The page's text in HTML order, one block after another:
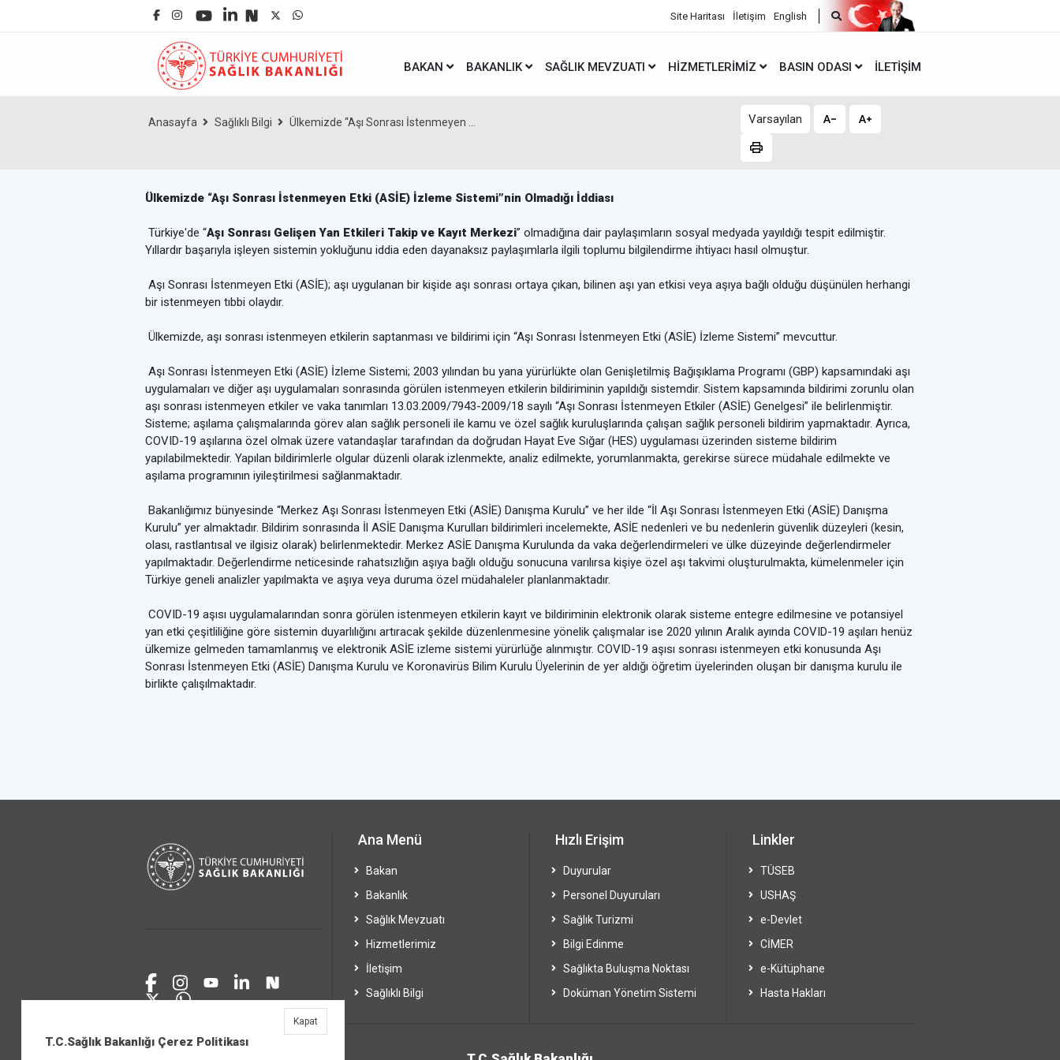
Site Haritası İletişim English
BAKAN BAKANLIK SAĞLIK MEVZUATI HIZMETLERIMIZ BASIN ODASI İLETIŞIM
Anasayfa Sağlıklı Bilgi Ülkemizde “Aşı Sonrası İstenmeyen ... Varsayılan
Ülkemizde “Aşı Sonrası İstenmeyen Etki (ASİE) İzleme Sistemi”nin Olmadığı İddiası
Türkiye'de “Aşı Sonrası Gelişen Yan Etkileri Takip ve Kayıt Merkezi” olmadığına dair paylaşımların sosyal medyada yayıldığı tespit edilmiştir.
Yıllardır başarıyla işleyen sistemin yokluğunu iddia eden dayanaksız paylaşımlarla ilgili toplumu bilgilendirme ihtiyacı hasıl olmuştur.
Aşı Sonrası İstenmeyen Etki (ASİE); aşı uygulanan bir kişide aşı sonrası ortaya çıkan, bilinen aşı yan etkisi veya aşıya bağlı olduğu düşünülen herhangi
bir istenmeyen tıbbi olaydır.
Ülkemizde, aşı sonrası istenmeyen etkilerin saptanması ve bildirimi için “Aşı Sonrası İstenmeyen Etki (ASİE) İzleme Sistemi” mevcuttur.
Aşı Sonrası İstenmeyen Etki (ASİE) İzleme Sistemi; 2003 yılından bu yana yürürlükte olan Genişletilmiş Bağışıklama Programı (GBP) kapsamındaki aşı
uygulamaları ve diğer aşı uygulamaları sonrasında görülen istenmeyen etkilerin bildiriminin yapıldığı sistemdir. Sistem kapsamında bildirimi zorunlu olan
aşı sonrası istenmeyen etkiler ve vaka tanımları 13.03.2009/7943-2009/18 sayılı “Aşı Sonrası İstenmeyen Etkiler (ASİE) Genelgesi” ile belirlenmiştir.
Sisteme; aşılama çalışmalarında görev alan sağlık personeli ile kamu ve özel sağlık kuruluşlarında çalışan sağlık personeli bildirim yapmaktadır. Ayrıca,
COVID-19 aşılarına özel olmak üzere vatandaşlar tarafından da doğrudan Hayat Eve Sığar (HES) uygulaması üzerinden sisteme bildirim
yapılabilmektedir. Yapılan bildirimlerle olgular düzenli olarak izlenmekte, analiz edilmekte, yorumlanmakta, gerekirse sürece müdahale edilmekte ve
aşılama programının iyileştirilmesi sağlanmaktadır.
Bakanlığımız bünyesinde “Merkez Aşı Sonrası İstenmeyen Etki (ASİE) Danışma Kurulu” ve her ilde “İl Aşı Sonrası İstenmeyen Etki (ASİE) Danışma
Kurulu” yer almaktadır. Bildirim sonrasında İl ASİE Danışma Kurulları bildirimleri incelemekte, ASİE nedenleri ve bu nedenlerin güvenlik düzeyleri (kesin,
olası, rastlantısal ve ilgisiz olarak) belirlenmektedir. Merkez ASİE Danışma Kurulunda da vaka değerlendirmeleri ve ülke düzeyinde değerlendirmeler
yapılmaktadır. Değerlendirme neticesinde rahatsızlığın aşıya bağlı olduğu sonucuna varılırsa kişiye özel aşı takvimi oluşturulmakta, kümelenmeler için
Türkiye geneli analizler yapılmakta ve aşıya veya duruma özel müdahaleler planlanmaktadır.
COVID-19 aşısı uygulamalarından sonra görülen istenmeyen etkilerin kayıt ve bildiriminin elektronik olarak sisteme entegre edilmesine ve potansiyel
yan etki çeşitliliğine göre sistemin duyarlılığını artıracak şekilde düzenlenmesine yönelik çalışmalar ise 2020 yılının Aralık ayında COVID-19 aşıları henüz
ülkemize gelmeden tamamlanmış ve elektronik ASİE izleme sistemi yürürlüğe alınmıştır. COVID-19 aşısı sonrası istenmeyen etki konusunda Aşı
Sonrası İstenmeyen Etki (ASİE) Danışma Kurulu ve Koronavirüs Bilim Kurulu Üyelerinin de yer aldığı öğretim üyelerinden oluşan bir danışma kurulu ile
birlikte çalışılmaktadır.
Ana Menü
Bakan
Bakanlık
Sağlık Mevzuatı
Hizmetlerimiz
İletişim
Sağlıklı Bilgi
Hızlı Erişim
Duyurular
Personel Duyuruları
Sağlık Turizmi
Bilgi Edinme
Sağlıkta Buluşma Noktası
Doküman Yönetim Sistemi
Linkler
TÜSEB
USHAŞ
e-Devlet
CİMER
e-Kütüphane
Hasta Hakları
T.C.Sağlık Bakanlığı Çerez Politikası
Kapat